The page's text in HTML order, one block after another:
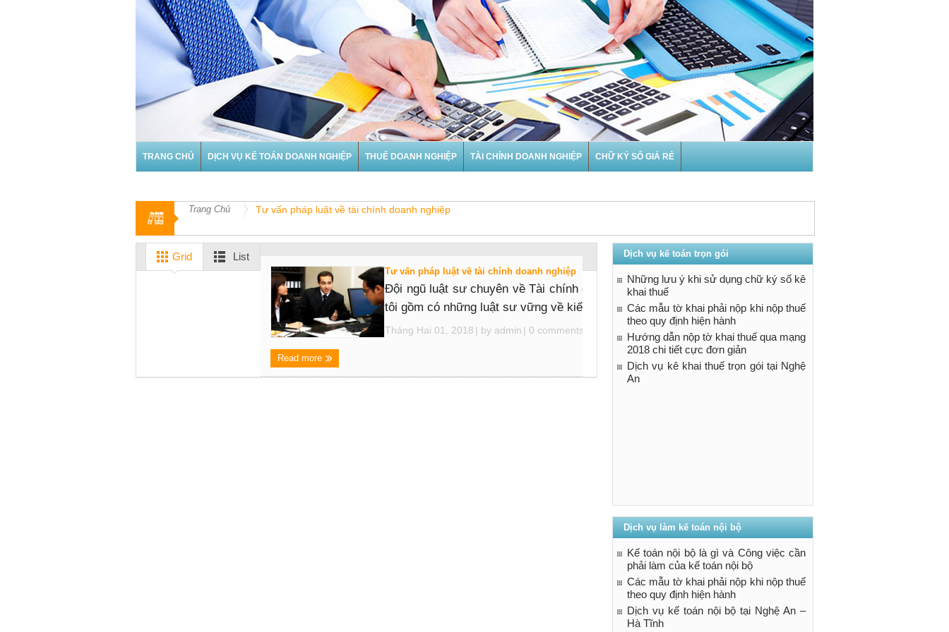
TRANG CHỦ DỊCH VỤ KẾ TOÁN DOANH NGHIỆP THUẾ DOANH NGHIỆP TÀI CHÍNH DOANH NGHIỆP CHỮ KÝ SỐ GIÁ RẺ
Trang Chủ Tư vấn pháp luật về tài chính doanh nghiệp
Grid List
Tư vấn pháp luật về tài chính doanh nghiệp
Đội ngũ luật sư chuyên về Tài chính doanh nghiệp của chúng
tôi gồm có những luật sư vững về kiến thức phá ...
Tháng Hai 01, 2018 | by admin | 0 comments
Read more
Dịch vụ kế toán trọn gói
Những lưu ý khi sử dụng chữ ký số kê
khai thuế
Các mẫu tờ khai phải nộp khi nộp thuế
theo quy định hiện hành
Hướng dẫn nộp tờ khai thuế qua mạng
2018 chi tiết cực đơn giản
Dịch vụ kê khai thuế trọn gói tại Nghệ
An
Dịch vụ làm kế toán nội bộ
Kế toán nội bộ là gì và Công việc cần
phải làm của kế toán nội bộ
Các mẫu tờ khai phải nộp khi nộp thuế
theo quy định hiện hành
Dịch vụ kế toán nội bộ tại Nghệ An –
Hà Tĩnh